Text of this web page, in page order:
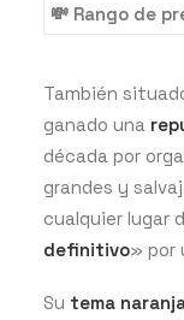
💸 Rango de
También
ganado una
década por
grandes y
cualquier lugar
definitivo» por
Su tema